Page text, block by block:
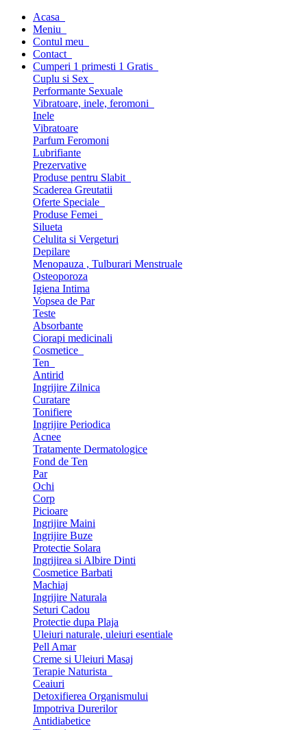
Acasa
Meniu
Contul meu
Contact
Cumperi 1 primesti 1 Gratis
Cuplu si Sex
Performante Sexuale
Vibratoare, inele, feromoni
Inele
Vibratoare
Parfum Feromoni
Lubrifiante
Prezervative
Produse pentru Slabit
Scaderea Greutatii
Oferte Speciale
Produse Femei
Silueta
Celulita si Vergeturi
Depilare
Menopauza , Tulburari Menstruale
Osteoporoza
Igiena Intima
Vopsea de Par
Teste
Absorbante
Ciorapi medicinali
Cosmetice
Ten
Antirid
Ingrijire Zilnica
Curatare
Tonifiere
Ingrijire Periodica
Acnee
Tratamente Dermatologice
Fond de Ten
Par
Ochi
Corp
Picioare
Ingrijire Maini
Ingrijire Buze
Protectie Solara
Ingrijirea si Albire Dinti
Cosmetice Barbati
Machiaj
Ingrijire Naturala
Seturi Cadou
Protectie dupa Plaja
Uleiuri naturale, uleiuri esentiale
Pell Amar
Creme si Uleiuri Masaj
Terapie Naturista
Ceaiuri
Detoxifierea Organismului
Impotriva Durerilor
Antidiabetice